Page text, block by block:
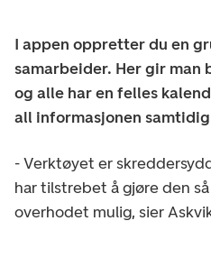
I appen oppretter du en
samarbeider. Her gir man
og alle har en felles
all informasjonen
- Verktøyet er
har tilstrebet å gjøre den
overhodet mulig, sier